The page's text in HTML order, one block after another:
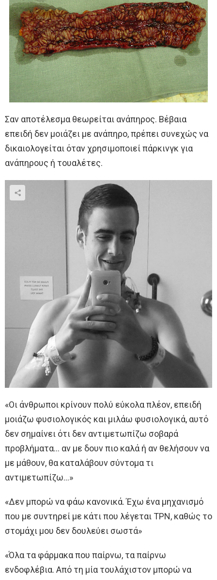
Σαν αποτέλεσμα θεωρείται ανάπηρος. Βέβαια
επειδή δεν μοιάζει με ανάπηρο, πρέπει συνεχώς να
δικαιολογείται όταν χρησιμοποιεί πάρκινγκ για
ανάπηρους ή τουαλέτες.
«Οι άνθρωποι κρίνουν πολύ εύκολα πλέον, επειδή
μοιάζω φυσιολογικός και μιλάω φυσιολογικά, αυτό
δεν σημαίνει ότι δεν αντιμετωπίζω σοβαρά
προβλήματα… αν με δουν πιο καλά ή αν θελήσουν να
με μάθουν, θα καταλάβουν σύντομα τι
αντιμετωπίζω…»
«Δεν μπορώ να φάω κανονικά. Έχω ένα μηχανισμό
που με συντηρεί με κάτι που λέγεται TPN, καθώς το
στομάχι μου δεν δουλεύει σωστά»
«Όλα τα φάρμακα που παίρνω, τα παίρνω
ενδοφλέβια. Από τη μία τουλάχιστον μπορώ να